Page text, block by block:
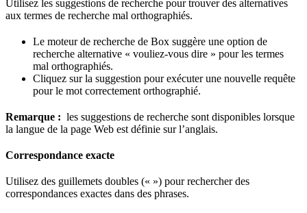
Utilisez les suggestions de recherche pour trouver des alternatives
aux termes de recherche mal orthographiés.
Le moteur de recherche de Box suggère une option de
recherche alternative « vouliez-vous dire » pour les termes
mal orthographiés.
Cliquez sur la suggestion pour exécuter une nouvelle requête
pour le mot correctement orthographié.
Remarque : les suggestions de recherche sont disponibles lorsque
la langue de la page Web est définie sur l’anglais.
Correspondance exacte
Utilisez des guillemets doubles (« ») pour rechercher des
correspondances exactes dans des phrases.